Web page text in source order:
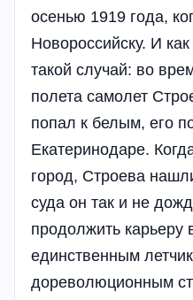
осенью 1919 года,
Новороссийску. И
такой случай: во
полета самолет
попал к белым, его
Екатеринодаре.
город, Строева
суда он так и не
продолжить карьеру
единственным
дореволюционным